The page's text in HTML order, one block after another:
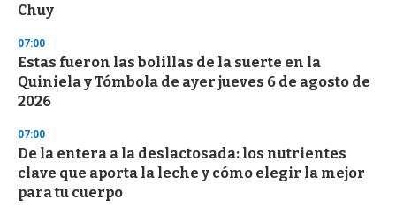
Chuy
07:00
Estas fueron las bolillas de la suerte en la
Quiniela y Tómbola de ayer jueves 6 de agosto de
2026
07:00
De la entera a la deslactosada: los nutrientes
clave que aporta la leche y cómo elegir la mejor
para tu cuerpo